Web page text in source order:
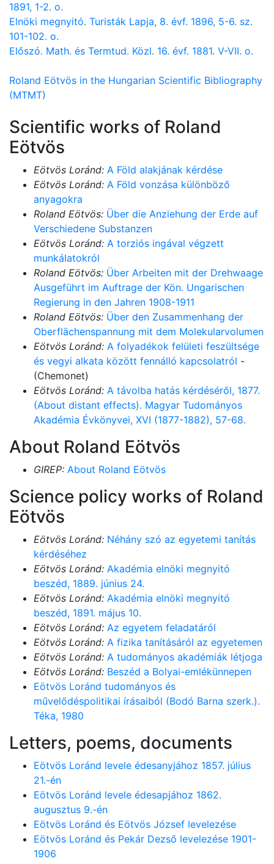
1891, 1-2. o.
Elnöki megnyitó. Turisták Lapja, 8. évf. 1896, 5-6. sz.
101-102. o.
Előszó. Math. és Termtud. Közl. 16. évf. 1881. V-VII. o.
Roland Eötvös in the Hungarian Scientific Bibliography
(MTMT)
Scientific works of Roland
Eötvös
Eötvös Loránd: A Föld alakjának kérdése
Eötvös Loránd: A Föld vonzása különböző
anyagokra
Roland Eötvös: Über die Anziehung der Erde auf
Verschiedene Substanzen
Eötvös Loránd: A torziós ingával végzett
munkálatokról
Roland Eötvös: Über Arbeiten mit der Drehwaage
Ausgeführt im Auftrage der Kön. Ungarischen
Regierung in den Jahren 1908-1911
Roland Eötvös: Über den Zusammenhang der
Oberflächenspannung mit dem Molekularvolumen
Eötvös Loránd: A folyadékok felületi feszültsége
és vegyi alkata között fennálló kapcsolatról -
(Chemonet)
Eötvös Loránd: A távolba hatás kérdéséről, 1877.
(About distant effects). Magyar Tudományos
Akadémia Évkönyvei, XVI (1877-1882), 57-68.
About Roland Eötvös
GIREP: About Roland Eötvös
Science policy works of Roland
Eötvös
Eötvös Loránd: Néhány szó az egyetemi tanítás
kérdéséhez
Eötvös Loránd: Akadémia elnöki megnyitó
beszéd, 1889. június 24.
Eötvös Loránd: Akadémia elnöki megnyitó
beszéd, 1891. május 10.
Eötvös Loránd: Az egyetem feladatáról
Eötvös Loránd: A fizika tanításáról az egyetemen
Eötvös Loránd: A tudományos akadémiák létjoga
Eötvös Loránd: Beszéd a Bolyai-emlékünnepen
Eötvös Loránd tudományos és
művelődéspolitikai írásaiból (Bodó Barna szerk.).
Téka, 1980
Letters, poems, documents
Eötvös Loránd levele édesanyjához 1857. július
21.-én
Eötvös Loránd levele édesapjához 1862.
augusztus 9.-én
Eötvös Loránd és Eötvös József levelezése
Eötvös Loránd és Pekár Dezső levelezése 1901-
1906